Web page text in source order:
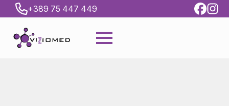
+389 75 447 449